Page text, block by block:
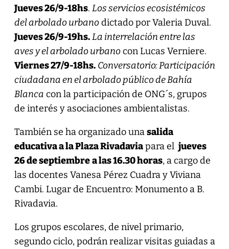
Jueves 26/9-18hs. Los servicios ecosistémicos
del arbolado urbanodictado por Valeria Duval.
Jueves 26/9-19hs. La interrelación entre las
aves y el arbolado urbanocon Lucas Verniere.
Viernes 27/9-18hs. Conversatorio: Participación
ciudadana en el arbolado público de Bahía
Blanca con la participación de ONG´s, grupos
de interés y asociaciones ambientalistas.
También se ha organizado unasalida
educativa a la Plaza Rivadaviapara el jueves
26 de septiembre a las 16.30 horas, a cargo de
las docentes Vanesa Pérez Cuadra y Viviana
Cambi. Lugar de Encuentro: Monumento a B.
Rivadavia.
Los grupos escolares, de nivel primario,
segundo ciclo, podrán realizar visitas guiadas a